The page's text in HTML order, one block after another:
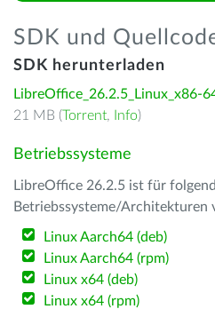
SDK und
SDK herunterladen
LibreOffice_26.2.5_Linux_x86-
21 MB (Torrent, Info)
Betriebssysteme
LibreOffice 26.2.5 ist für
Betriebssysteme/Architekturen
Linux Aarch64 (deb)
Linux Aarch64 (rpm)
Linux x64 (deb)
Linux x64 (rpm)